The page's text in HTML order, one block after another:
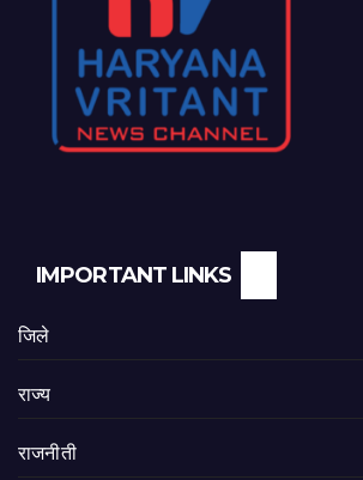
IMPORTANT LINKS
जिले
राज्य
राजनीती